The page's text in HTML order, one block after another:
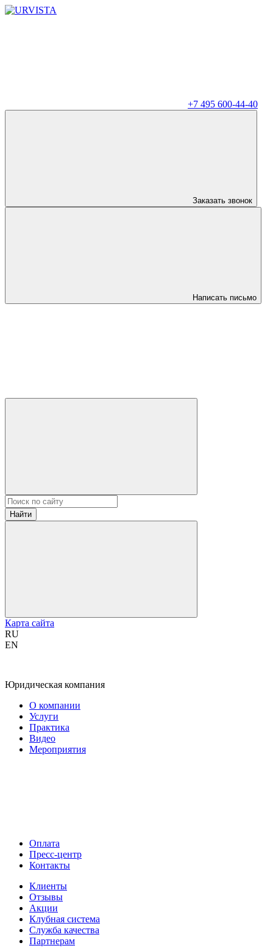
+7 495 600-44-40
Заказать звонок
Написать письмо
Найти
Карта сайта
RU
EN
Юридическая компания
О компании
Услуги
Практика
Видео
Мероприятия
Оплата
Пресс-центр
Контакты
Клиенты
Отзывы
Акции
Клубная система
Служба качества
Партнерам